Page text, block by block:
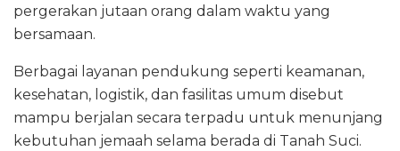
pergerakan jutaan orang dalam waktu yang
bersamaan.
Berbagai layanan pendukung seperti keamanan,
kesehatan, logistik, dan fasilitas umum disebut
mampu berjalan secara terpadu untuk menunjang
kebutuhan jemaah selama berada di Tanah Suci.